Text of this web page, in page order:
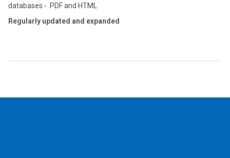
databases - PDF and HTML
Regularly updated and expanded